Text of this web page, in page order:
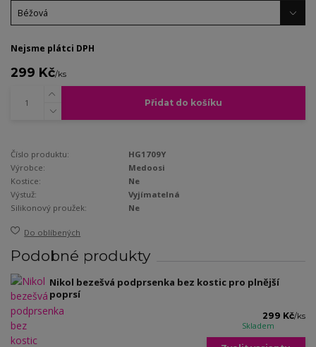
Nejsme plátci DPH
299 Kč/ks
Přidat do košíku
Číslo produktu:
HG1709Y
Výrobce:
Medoosi
Kostice:
Ne
Výstuž:
Vyjímatelná
Silikonový proužek:
Ne
Do oblíbených
Podobné produkty
Nikol bezešvá podprsenka bez kostic pro plnější
poprsí
299 Kč/ks
Skladem